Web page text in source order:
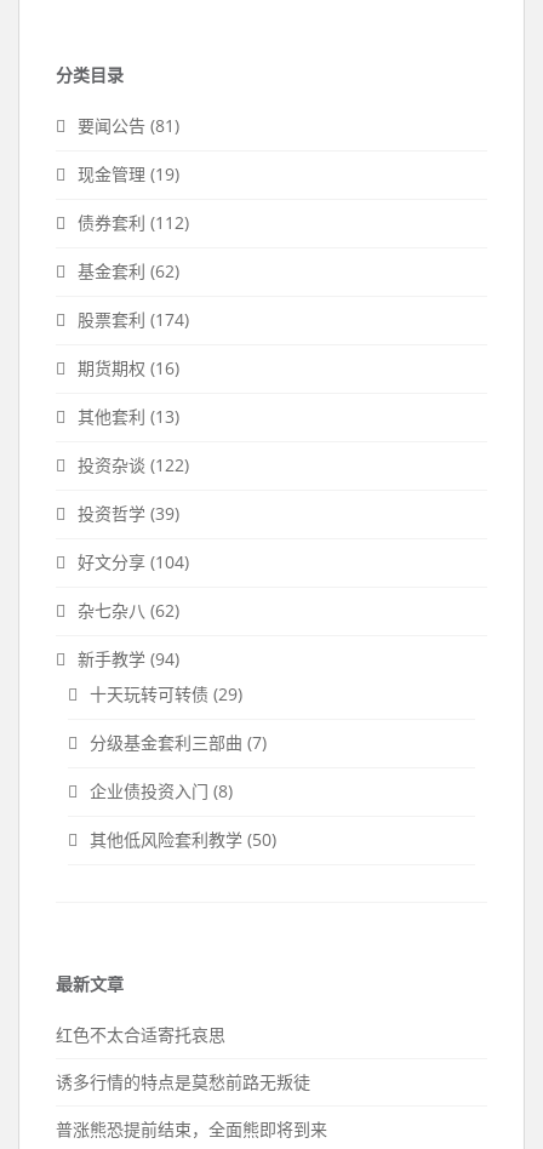
分类目录
要闻公告 (81)
现金管理 (19)
债券套利 (112)
基金套利 (62)
股票套利 (174)
期货期权 (16)
其他套利 (13)
投资杂谈 (122)
投资哲学 (39)
好文分享 (104)
杂七杂八 (62)
新手教学 (94)
十天玩转可转债 (29)
分级基金套利三部曲 (7)
企业债投资入门 (8)
其他低风险套利教学 (50)
最新文章
红色不太合适寄托哀思
诱多行情的特点是莫愁前路无叛徒
普涨熊恐提前结束，全面熊即将到来